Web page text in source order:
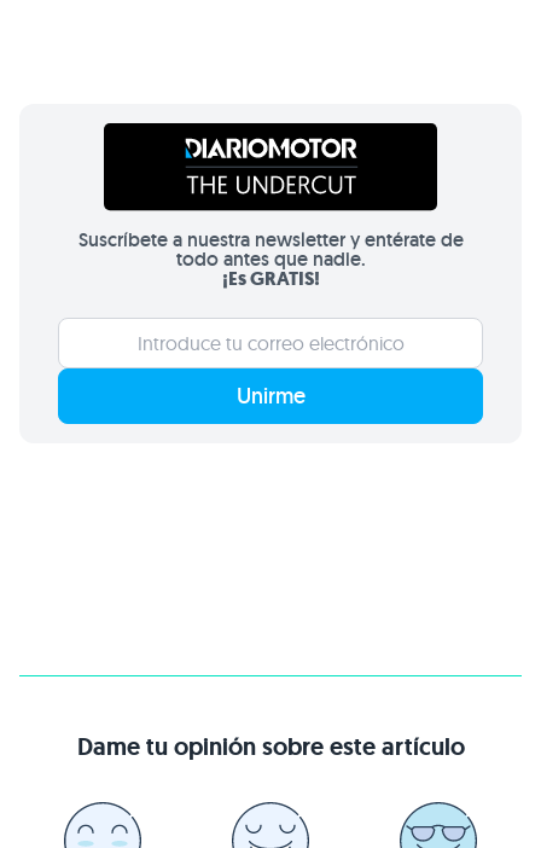
Suscríbete a nuestra newsletter y entérate de
todo antes que nadie.
¡Es GRATIS!
Unirme
Dame tu opinión sobre este artículo